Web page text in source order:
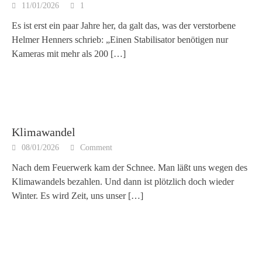
11/01/2026 1
Es ist erst ein paar Jahre her, da galt das, was der verstorbene
Helmer Henners schrieb: „Einen Stabilisator benötigen nur
Kameras mit mehr als 200 […]
Klimawandel
08/01/2026 Comment
Nach dem Feuerwerk kam der Schnee. Man läßt uns wegen des
Klimawandels bezahlen. Und dann ist plötzlich doch wieder
Winter. Es wird Zeit, uns unser[…]